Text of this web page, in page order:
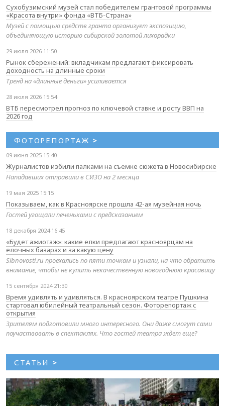
Сухобузимский музей стал победителем грантовой программы
«Красота внутри» фонда «ВТБ-Страна»
Музей с помощью средств гранта организует экспозицию,
объединяющую историю сибирской золотой лихорадки
29 июля 2026 11:50
Рынок сбережений: вкладчикам предлагают фиксировать
доходность на длинные сроки
Тренд на «длинные деньги» усиливается
28 июля 2026 15:54
ВТБ пересмотрел прогноз по ключевой ставке и росту ВВП на
2026 год
ФОТОРЕПОРТАЖ >
09 июня 2025 15:40
Журналистов избили палками на съемке сюжета в Новосибирске
Нападавших отправили в СИЗО на 2 месяца
19 мая 2025 15:15
Показываем, как в Красноярске прошла 42-ая музейная ночь
Гостей угощали печеньками с предсказанием
18 декабря 2024 16:45
«Будет ажиотаж»: какие елки предлагают красноярцам на
елочных базарах и за какую цену
Sibnovosti.ru проехались по пяти точкам и узнали, на что обратить
внимание, чтобы не купить некачественную новогоднюю красавицу
15 сентября 2024 21:30
Время удивлять и удивляться. В красноярском театре Пушкина
стартовал юбилейный театральный сезон. Фоторепортаж с
открытия
Зрителям подготовили много интересного. Они даже смогут сами
поучаствовать в спектаклях. Что гостей театра ждет еще?
СТАТЬИ >